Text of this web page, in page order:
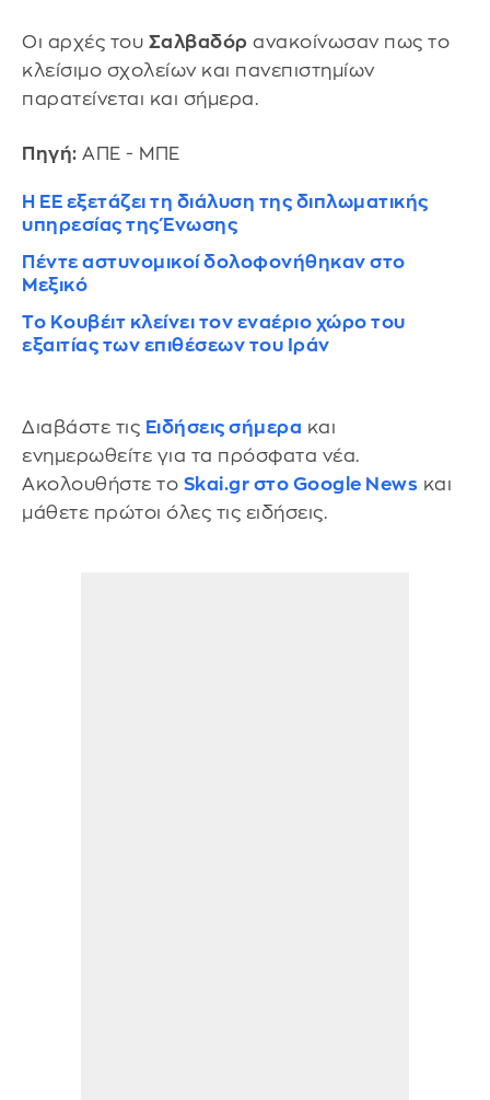
Οι αρχές του Σαλβαδόρ ανακοίνωσαν πως το
κλείσιμο σχολείων και πανεπιστημίων
παρατείνεται και σήμερα.
Πηγή: ΑΠΕ - ΜΠΕ
Η ΕΕ εξετάζει τη διάλυση της διπλωματικής
υπηρεσίας της Ένωσης
Πέντε αστυνομικοί δολοφονήθηκαν στο
Μεξικό
Το Κουβέιτ κλείνει τον εναέριο χώρο του
εξαιτίας των επιθέσεων του Ιράν
Διαβάστε τις Ειδήσεις σήμερα και
ενημερωθείτε για τα πρόσφατα νέα.
Ακολουθήστε το Skai.gr στο Google News και
μάθετε πρώτοι όλες τις ειδήσεις.